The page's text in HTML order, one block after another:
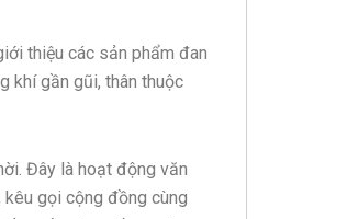
thiệu các sản phẩm đan
khí gần gũi, thân thuộc
Đây là hoạt động văn
kêu gọi cộng đồng cùng